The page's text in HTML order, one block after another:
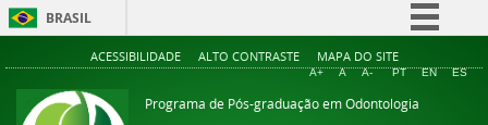
BRASIL
Simplifique!
ACESSIBILIDADE ALTO CONTRASTE MAPA DO SITE
A+ A A- PT EN ES
Programa de Pós-graduação em Odontologia